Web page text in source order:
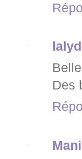
Des